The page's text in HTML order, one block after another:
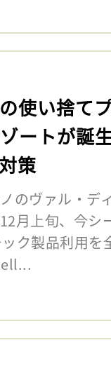
使い捨て
ートが誕
策
のヴァル・デ
月上旬、今シ
ク製品利用